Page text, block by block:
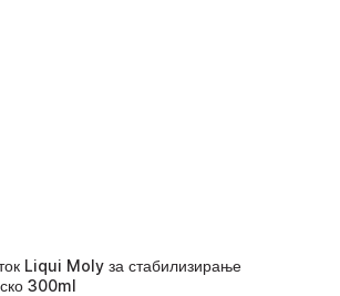
Liqui Moly за стабилизирање
300ml